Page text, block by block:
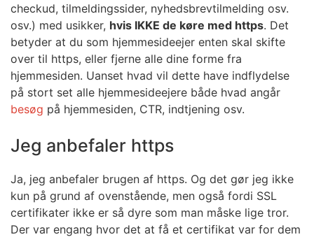
checkud, tilmeldingssider, nyhedsbrevtilmelding osv.
osv.) med usikker, hvis IKKE de køre med https. Det
betyder at du som hjemmesideejer enten skal skifte
over til https, eller fjerne alle dine forme fra
hjemmesiden. Uanset hvad vil dette have indflydelse
på stort set alle hjemmesideejere både hvad angår
besøg på hjemmesiden, CTR, indtjening osv.
Jeg anbefaler https
Ja, jeg anbefaler brugen af https. Og det gør jeg ikke
kun på grund af ovenstående, men også fordi SSL
certifikater ikke er så dyre som man måske lige tror.
Der var engang hvor det at få et certifikat var for dem